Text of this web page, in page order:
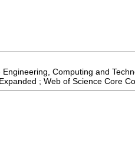
Computing and
; Web of Science Core